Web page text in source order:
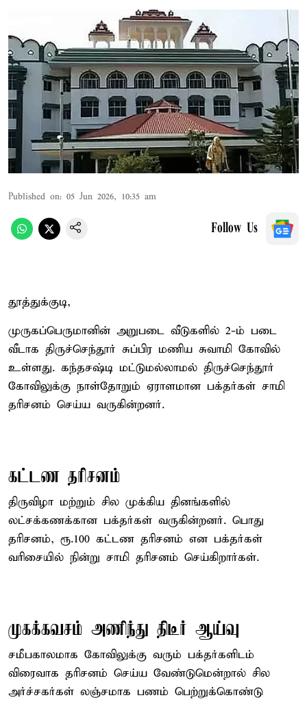
Published on: 05 Jun 2026, 10:35 am
Follow Us
தூத்துக்குடி,
முருகப்பெருமானின் அறுபடை வீடுகளில் 2-ம் படை
வீடாக திருச்செந்தூர் சுப்பிர மணிய சுவாமி கோவில்
உள்ளது. கந்தசஷ்டி மட்டுமல்லாமல் திருச்செந்தூர்
கோவிலுக்கு நாள்தோறும் ஏராளமான பக்தர்கள் சாமி
தரிசனம் செய்ய வருகின்றனர்.
கட்டண தரிசனம்
திருவிழா மற்றும் சில முக்கிய தினங்களில்
லட்சக்கணக்கான பக்தர்கள் வருகின்றனர். பொது
தரிசனம், ரூ.100 கட்டண தரிசனம் என பக்தர்கள்
வரிசையில் நின்று சாமி தரிசனம் செய்கிறார்கள்.
முகக்கவசம் அணிந்து திடீர் ஆய்வு
சமீபகாலமாக கோவிலுக்கு வரும் பக்தர்களிடம்
விரைவாக தரிசனம் செய்ய வேண்டுமென்றால் சில
அர்ச்சகர்கள் லஞ்சமாக பணம் பெற்றுக்கொண்டு